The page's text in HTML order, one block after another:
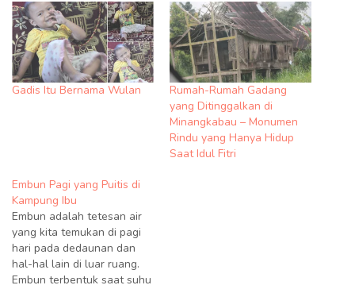
Gadis Itu Bernama Wulan
Rumah-Rumah Gadang
yang Ditinggalkan di
Minangkabau – Monumen
Rindu yang Hanya Hidup
Saat Idul Fitri
Embun Pagi yang Puitis di
Kampung Ibu
Embun adalah tetesan air
yang kita temukan di pagi
hari pada dedaunan dan
hal-hal lain di luar ruang.
Embun terbentuk saat suhu